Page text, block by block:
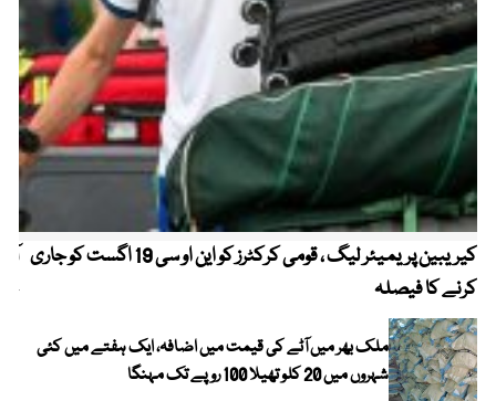
کیریبین پریمیئر لیگ ، قومی کرکٹرز کو این او سی 19 اگست کو جاری
کرنے کا فیصلہ
ملک بھر میں آٹے کی قیمت میں اضافہ، ایک ہفتے میں کئی
شہروں میں 20 کلو تھیلا 100 روپے تک مہنگا